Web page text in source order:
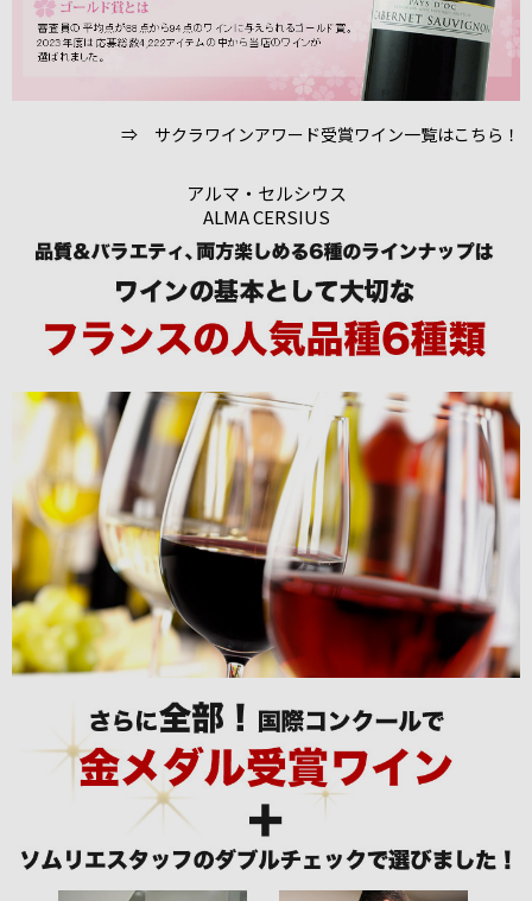
⇒ サクラワインアワード受賞ワイン一覧はこちら！
アルマ・セルシウス
ALMA CERSIUS